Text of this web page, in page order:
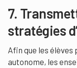
7.
stratégies
Afin que les
autonome, les